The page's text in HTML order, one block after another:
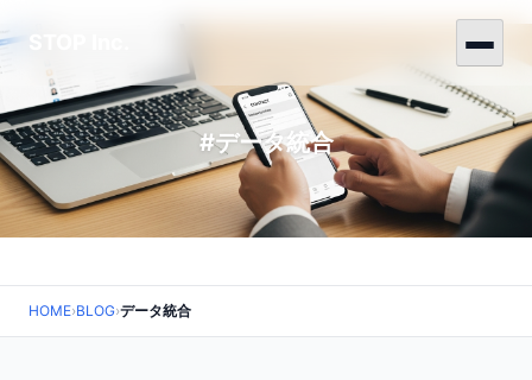
#データ統合
HOME›BLOG›データ統合